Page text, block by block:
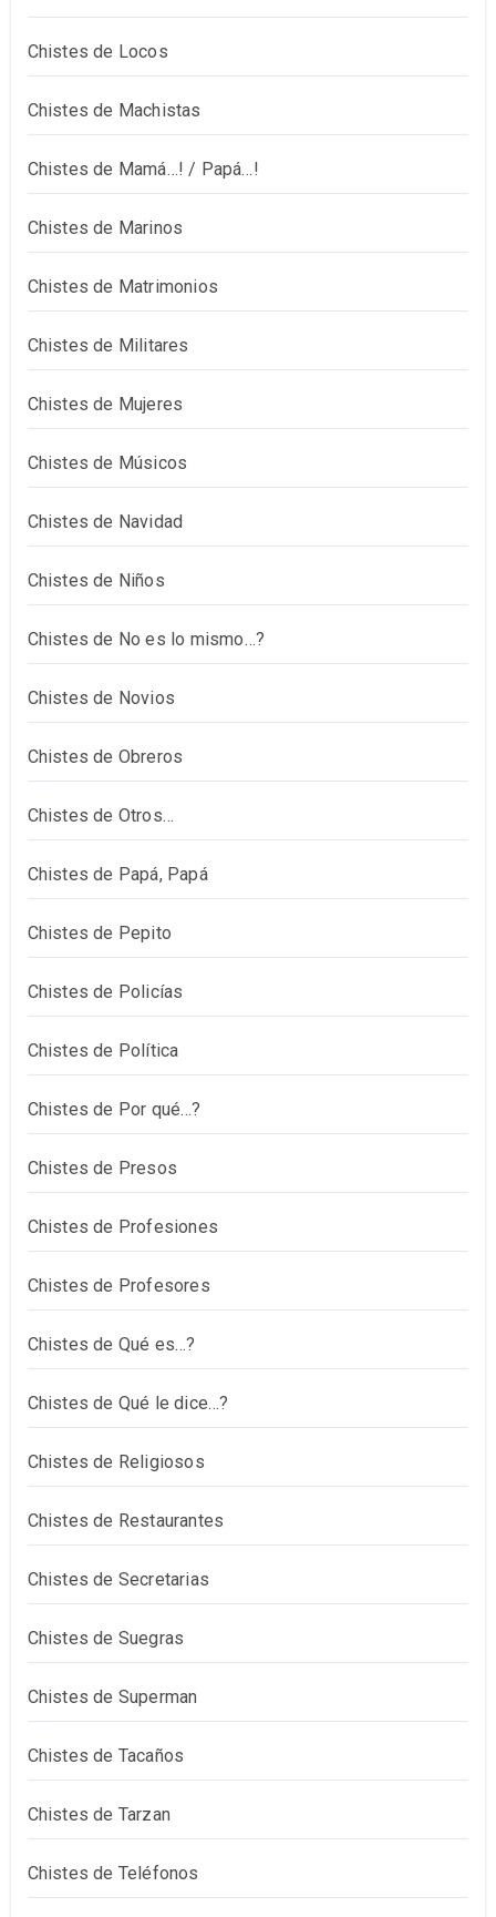
Chistes de Locos
Chistes de Machistas
Chistes de Mamá…! / Papá…!
Chistes de Marinos
Chistes de Matrimonios
Chistes de Militares
Chistes de Mujeres
Chistes de Músicos
Chistes de Navidad
Chistes de Niños
Chistes de No es lo mismo…?
Chistes de Novios
Chistes de Obreros
Chistes de Otros…
Chistes de Papá, Papá
Chistes de Pepito
Chistes de Policías
Chistes de Política
Chistes de Por qué…?
Chistes de Presos
Chistes de Profesiones
Chistes de Profesores
Chistes de Qué es…?
Chistes de Qué le dice…?
Chistes de Religiosos
Chistes de Restaurantes
Chistes de Secretarias
Chistes de Suegras
Chistes de Superman
Chistes de Tacaños
Chistes de Tarzan
Chistes de Teléfonos